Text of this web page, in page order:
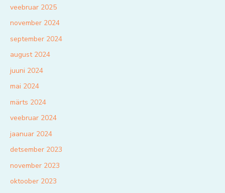
veebruar 2025
november 2024
september 2024
august 2024
juuni 2024
mai 2024
märts 2024
veebruar 2024
jaanuar 2024
detsember 2023
november 2023
oktoober 2023